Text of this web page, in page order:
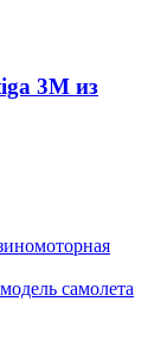
3M из
самолета